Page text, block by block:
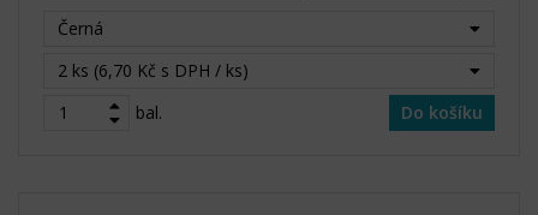
Černá
2 ks (6,70 Kč s DPH / ks)
bal.
Do košíku